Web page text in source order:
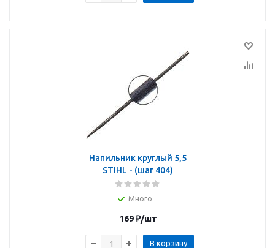
Напильник круглый 5,5
STIHL - (шаг 404)
Много
169₽/шт
В корзину